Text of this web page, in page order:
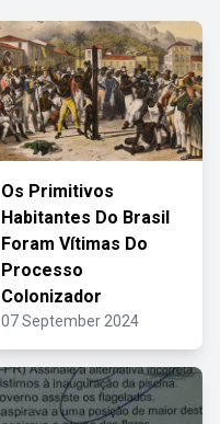
Os Primitivos
Habitantes Do Brasil
Foram Vítimas Do
Processo
Colonizador
07 September 2024